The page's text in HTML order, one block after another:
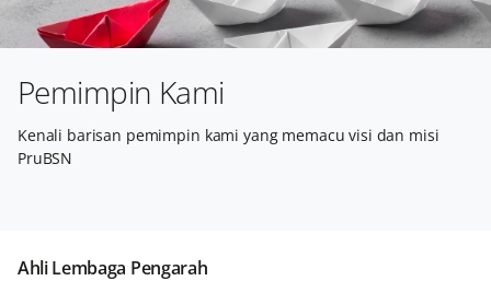
Pemimpin Kami
Kenali barisan pemimpin kami yang memacu visi dan misi
PruBSN
Ahli Lembaga Pengarah